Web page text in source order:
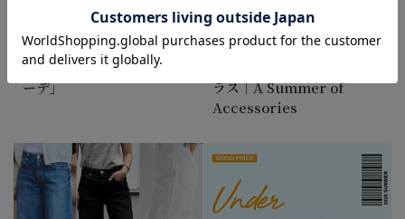
ハピプラスタッフがリアル
に愛用する「Tシャツ＆コ
ーデ」
夏に添えたい、ちょっと素
ラス｜A Summer of
Accessories